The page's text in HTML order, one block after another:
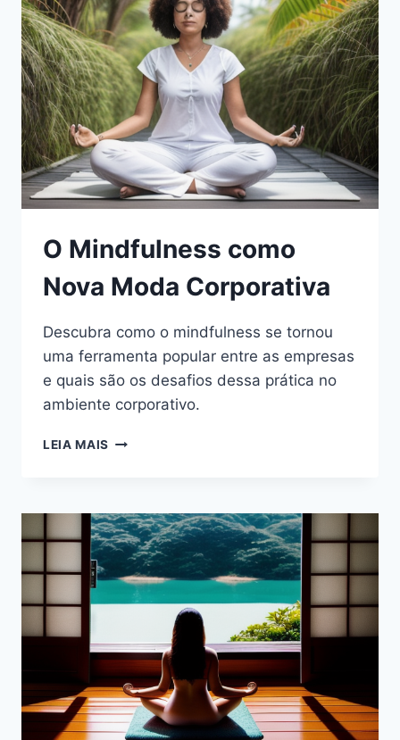
DE
DEUS
O Mindfulness como
Nova Moda Corporativa
Descubra como o mindfulness se tornou
uma ferramenta popular entre as empresas
e quais são os desafios dessa prática no
ambiente corporativo.
LEIA MAIS O
MODA
CORPORATIVA